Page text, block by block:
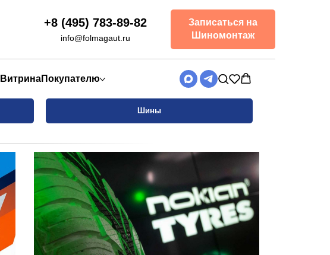
+8 (495) 783-89-82
info@folmagaut.ru
Записаться на
Шиномонтаж
ВитринаПокупателю
Шины